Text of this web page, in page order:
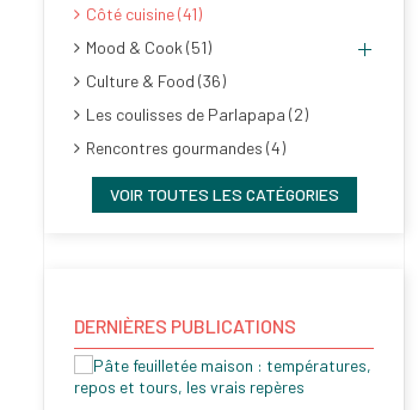
Côté cuisine (41)
Mood & Cook (51)
Culture & Food (36)
Les coulisses de Parlapapa (2)
Rencontres gourmandes (4)
VOIR TOUTES LES CATÉGORIES
DERNIÈRES PUBLICATIONS